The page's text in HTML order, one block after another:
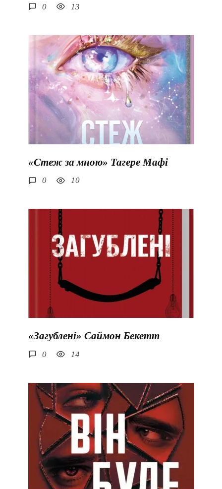
0 13
«Стеж за мною» Тагере Мафі
0 10
«Загублені» Саймон Бекетт
0 14